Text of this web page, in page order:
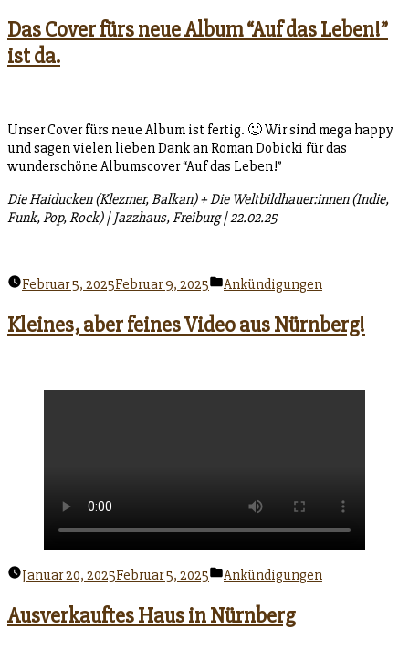
Das Cover fürs neue Album “Auf das Leben!”
ist da.
Unser Cover fürs neue Album ist fertig. 🙂 Wir sind mega happy
und sagen vielen lieben Dank an Roman Dobicki für das
wunderschöne Albumscover “Auf das Leben!”
Die Haiducken (Klezmer, Balkan) + Die Weltbildhauer:innen (Indie,
Funk, Pop, Rock) | Jazzhaus, Freiburg | 22.02.25
Februar 5, 2025Februar 9, 2025
Veröffentlicht
Ankündigungen
Kleines, aber feines Video aus Nürnberg!
Januar 20, 2025Februar 5, 2025
Veröffentlicht
Ankündigungen
Ausverkauftes Haus in Nürnberg